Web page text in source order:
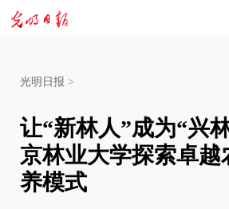
光明日报 >
让“新林人”成为“
京林业大学探索卓越
养模式